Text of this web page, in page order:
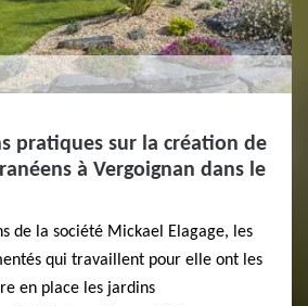
pratiques sur la création de
à Vergoignan dans le
de la société Mickael Elagage, les
qui travaillent pour elle ont les
en place les jardins